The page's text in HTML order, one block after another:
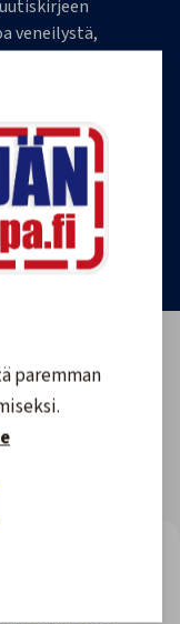
veneilystä,
paremman